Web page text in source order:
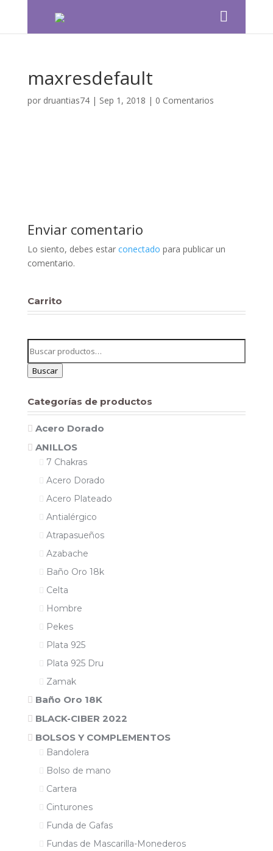
maxresdefault
por druantias74| Sep 1, 2018 | 0 Comentarios
Enviar comentario
Lo siento, debes estar conectado para publicar un
comentario.
Carrito
por:
Buscar
Categorías de productos
Acero Dorado
ANILLOS
7 Chakras
Acero Dorado
Acero Plateado
Antialérgico
Atrapasueños
Azabache
Baño Oro 18k
Celta
Hombre
Pekes
Plata 925
Plata 925 Dru
Zamak
Baño Oro 18K
BLACK-CIBER 2022
BOLSOS Y COMPLEMENTOS
Bandolera
Bolso de mano
Cartera
Cinturones
Funda de Gafas
Fundas de Mascarilla-Monederos